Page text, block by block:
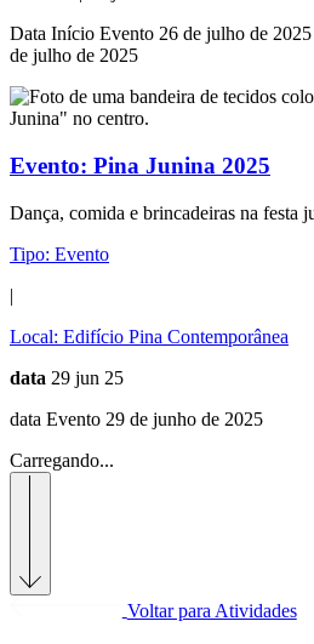
Data Início Evento 26 de julho de
de julho de 2025
Evento: Pina Junina 2025
Dança, comida e brincadeiras na festa
Tipo: Evento
|
Local: Edifício Pina Contemporânea
data 29 jun 25
data Evento 29 de junho de 2025
Carregando...
Voltar para Atividades